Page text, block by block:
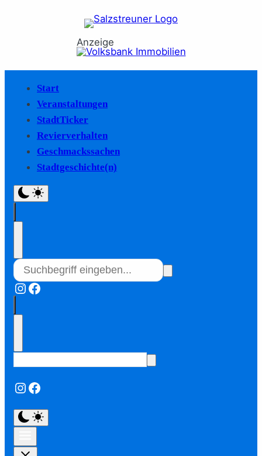
Anzeige
Start
Veranstaltungen
StadtTicker
Revierverhalten
Geschmackssachen
Stadtgeschichte(n)
Instagram
Facebook
Instagram
Facebook